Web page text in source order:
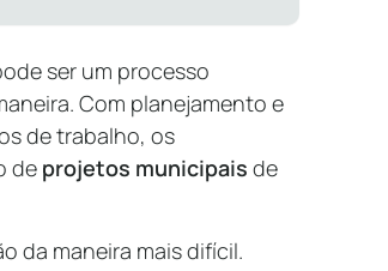
ser um processo
Com planejamento e
de trabalho, os
de projetos municipais de
da maneira mais difícil.